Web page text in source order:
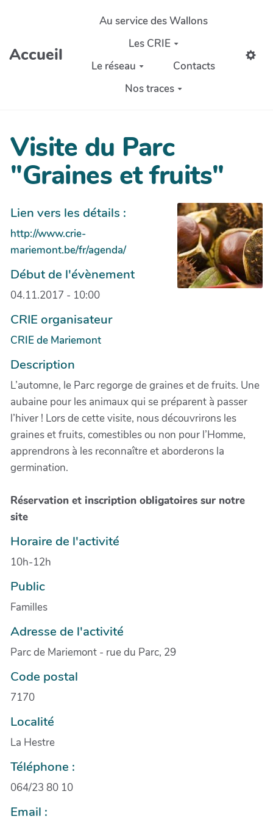
Aller au contenu principal
Accueil
Au service des Wallons
Les CRIE
Le réseau
Contacts
Nos traces
Visite du Parc
"Graines et fruits"
Lien vers les détails :
http://www.crie-
mariemont.be/fr/agenda/
Début de l'évènement
04.11.2017 - 10:00
CRIE organisateur
CRIE de Mariemont
Description
L’automne, le Parc regorge de graines et de fruits. Une
aubaine pour les animaux qui se préparent à passer
l’hiver ! Lors de cette visite, nous découvrirons les
graines et fruits, comestibles ou non pour l’Homme,
apprendrons à les reconnaître et aborderons la
germination.
Réservation et inscription obligatoires sur notre
site
Horaire de l'activité
10h-12h
Public
Familles
Adresse de l'activité
Parc de Mariemont - rue du Parc, 29
Code postal
7170
Localité
La Hestre
Téléphone :
064/23 80 10
Email :